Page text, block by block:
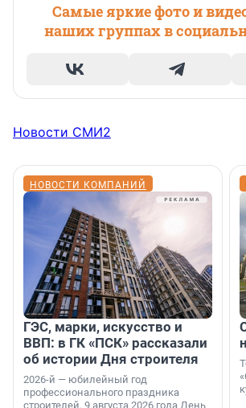
Самые яркие фото и
наших группах в
Новости СМИ2
НОВОСТИ КОМПАНИЙ
ГЭС, марки, искусство и
ВВП: в ГК «ПСК» рассказали
об истории Дня строителя
2026-й — юбилейный год
профессионального праздника
строителей. 9 августа 2026 года День